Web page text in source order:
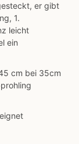
er gibt
1.
leicht
ein
cm bei 35cm